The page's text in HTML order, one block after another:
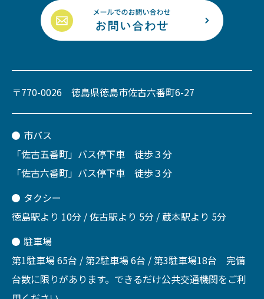
〒770-0026 徳島県徳島市佐古六番町6-27
市バス
「佐古五番町」バス停下車 徒歩３分
「佐古六番町」バス停下車 徒歩３分
タクシー
徳島駅より 10分 / 佐古駅より 5分 / 蔵本駅より 5分
駐車場
第1駐車場 65台 / 第2駐車場 6台 / 第3駐車場18台 完備
台数に限りがあります。できるだけ公共交通機関をご利